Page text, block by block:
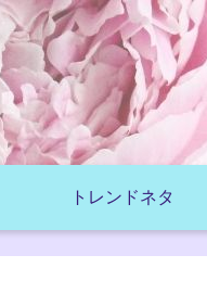
トレンドネタ